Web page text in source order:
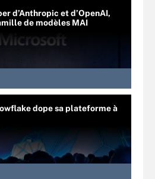
d’Anthropic et d’OpenAI,
de modèles MAI
dope sa plateforme à